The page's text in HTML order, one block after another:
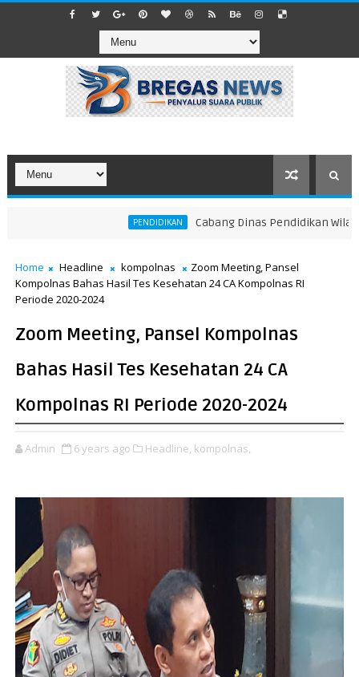
PENDIDIKAN Cabang Dinas Pendidikan Wilayah
Home Headline kompolnas
Zoom Meeting, Pansel
Kompolnas Bahas Hasil Tes Kesehatan 24 CA Kompolnas RI
Periode 2020-2024
Zoom Meeting, Pansel Kompolnas
Bahas Hasil Tes Kesehatan 24 CA
Kompolnas RI Periode 2020-2024
Admin 6 years ago Headline, kompolnas,